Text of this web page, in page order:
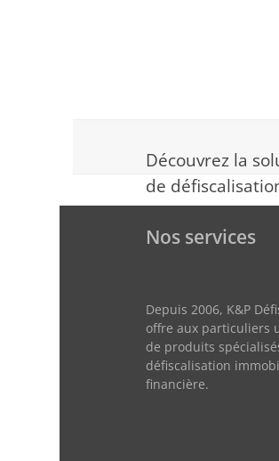
Découvrez la
de
Nos services
Depuis 2006, K&P
offre aux particuliers
de produits
défiscalisation
financière.